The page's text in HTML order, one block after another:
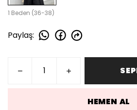
1 Beden (36-38)
Paylaş:
HEMEN AL